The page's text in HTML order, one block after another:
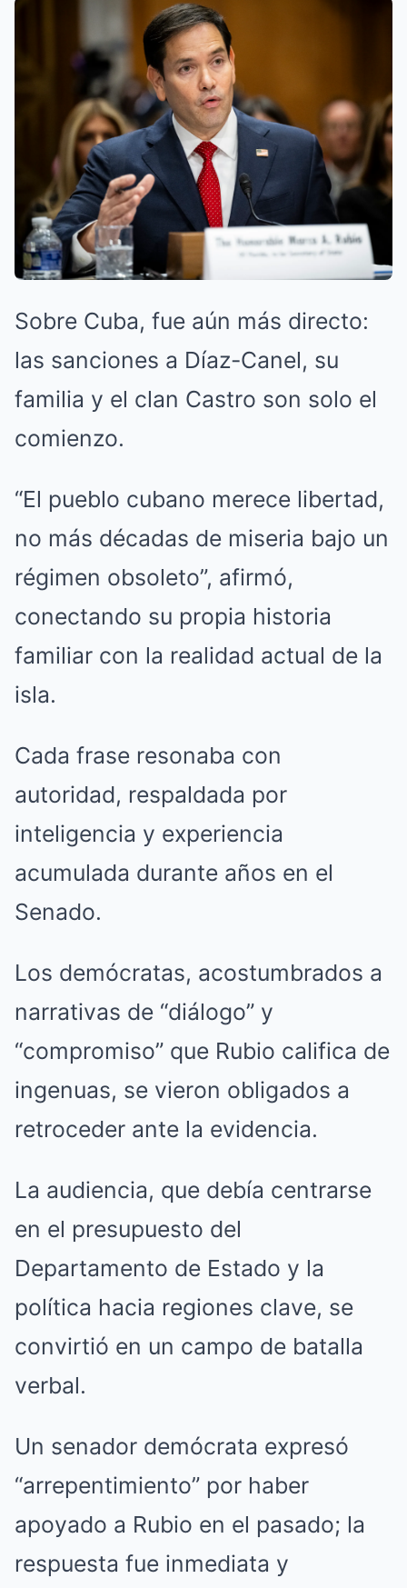
Sobre Cuba, fue aún más directo:
las sanciones a Díaz-Canel, su
familia y el clan Castro son solo el
comienzo.
“El pueblo cubano merece libertad,
no más décadas de miseria bajo un
régimen obsoleto”, afirmó,
conectando su propia historia
familiar con la realidad actual de la
isla.
Cada frase resonaba con
autoridad, respaldada por
inteligencia y experiencia
acumulada durante años en el
Senado.
Los demócratas, acostumbrados a
narrativas de “diálogo” y
“compromiso” que Rubio califica de
ingenuas, se vieron obligados a
retroceder ante la evidencia.
La audiencia, que debía centrarse
en el presupuesto del
Departamento de Estado y la
política hacia regiones clave, se
convirtió en un campo de batalla
verbal.
Un senador demócrata expresó
“arrepentimiento” por haber
apoyado a Rubio en el pasado; la
respuesta fue inmediata y